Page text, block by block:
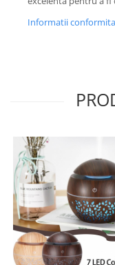
Informatii